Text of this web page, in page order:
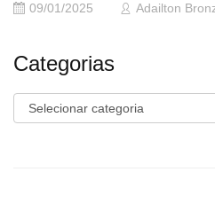
09/01/2025 Adailton
Categorias
Categorias